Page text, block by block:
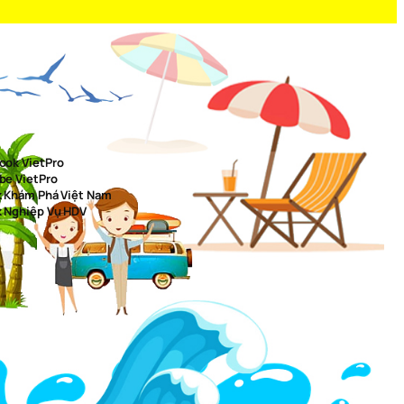
VietPro
VietPro
Phá Việt Nam
Vụ HDV